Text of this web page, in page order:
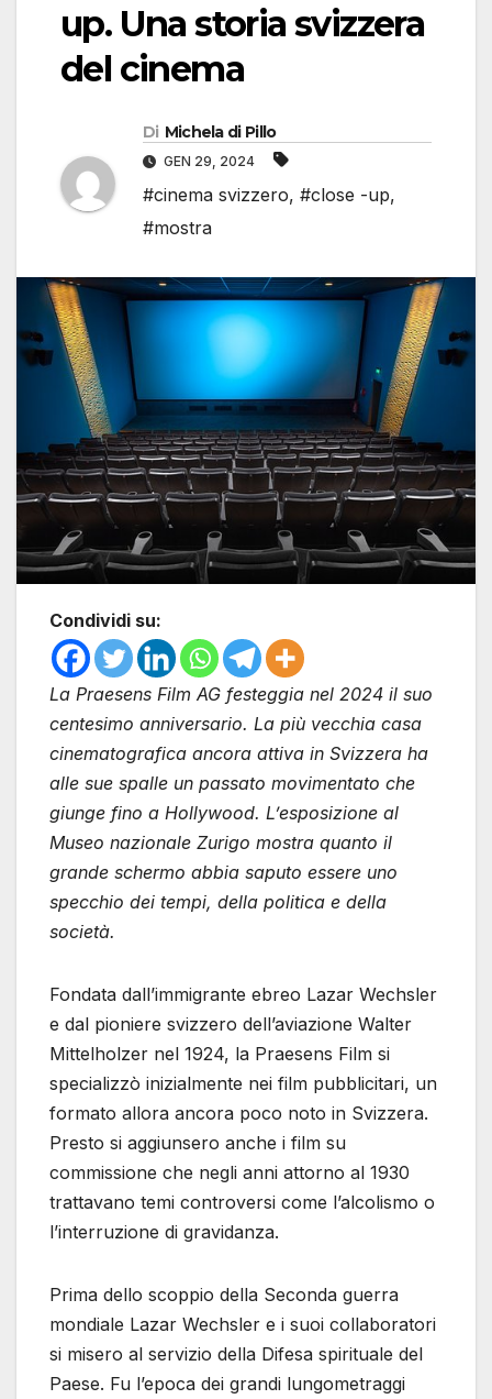
up. Una storia svizzera
del cinema
Di Michela di Pillo
GEN 29, 2024
#cinema svizzero, #close -up,
#mostra
Condividi su:
La Praesens Film AG festeggia nel 2024 il suo
centesimo anniversario. La più vecchia casa
cinematografica ancora attiva in Svizzera ha
alle sue spalle un passato movimentato che
giunge fino a Hollywood. L’esposizione al
Museo nazionale Zurigo mostra quanto il
grande schermo abbia saputo essere uno
specchio dei tempi, della politica e della
società.
Fondata dall’immigrante ebreo Lazar Wechsler
e dal pioniere svizzero dell’aviazione Walter
Mittelholzer nel 1924, la Praesens Film si
specializzò inizialmente nei film pubblicitari, un
formato allora ancora poco noto in Svizzera.
Presto si aggiunsero anche i film su
commissione che negli anni attorno al 1930
trattavano temi controversi come l’alcolismo o
l’interruzione di gravidanza.
Prima dello scoppio della Seconda guerra
mondiale Lazar Wechsler e i suoi collaboratori
si misero al servizio della Difesa spirituale del
Paese. Fu l’epoca dei grandi lungometraggi